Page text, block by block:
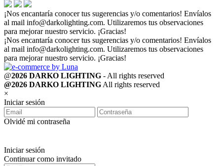
¡Nos encantaría conocer tus sugerencias y/o comentarios! Envíalos
al mail info@darkolighting.com. Utilizaremos tus observaciones
para mejorar nuestro servicio. ¡Gracias!
¡Nos encantaría conocer tus sugerencias y/o comentarios! Envíalos
al mail info@darkolighting.com. Utilizaremos tus observaciones
para mejorar nuestro servicio. ¡Gracias!
@2026 DARKO LIGHTING - All rights reserved
@2026 DARKO LIGHTINGAll rights reserved
×
Iniciar sesión
Olvidé mi contraseña
Iniciar sesión
Continuar como invitado